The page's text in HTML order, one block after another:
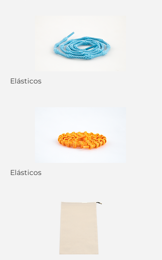
Elásticos
Elásticos